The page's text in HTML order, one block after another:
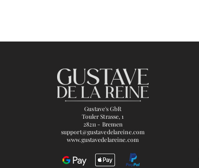
Gustave's GbR
Touler Strasse, 1
28211 - Bremen
support@gustavedelareine.com
www.gustavedelareine.com